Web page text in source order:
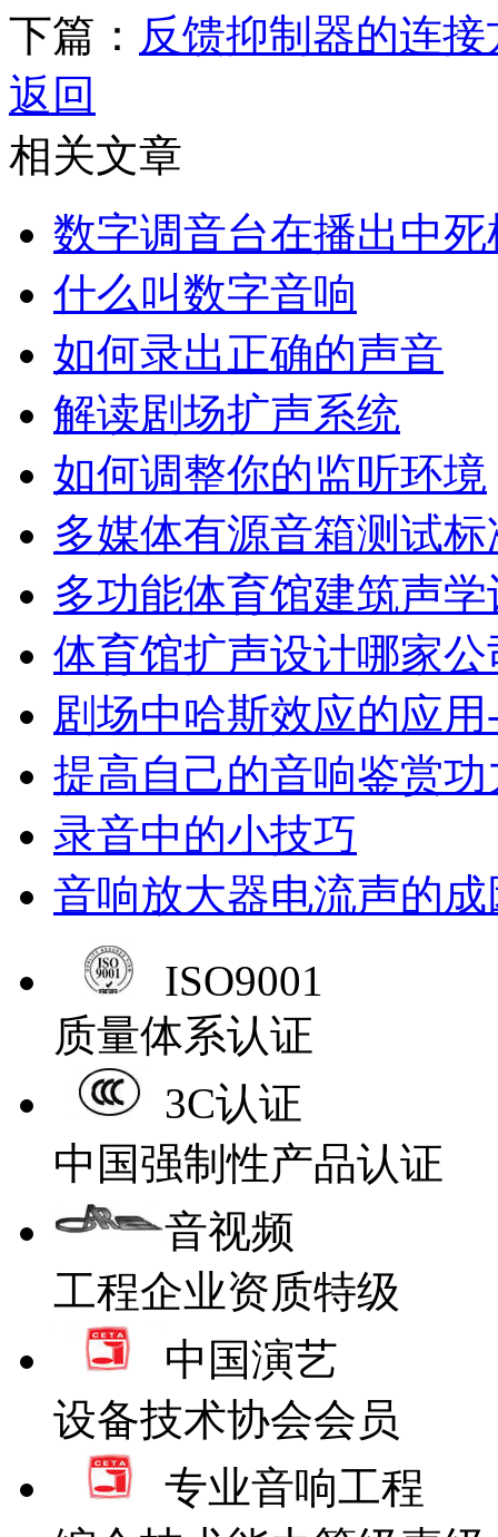
下篇： 反馈抑制器的连接
返回
相关文章
数字调音台在播出中
什么叫数字音响
如何录出正确的声音
解读剧场扩声系统
如何调整你的监听环境
多媒体有源音箱测试标
多功能体育馆建筑声
体育馆扩声设计哪家
剧场中哈斯效应的应
提高自己的音响鉴赏
录音中的小技巧
音响放大器电流声的成
ISO9001
质量体系认证
3C认证
中国强制性产品认证
音视频
工程企业资质特级
中国演艺
设备技术协会会员
专业音响工程